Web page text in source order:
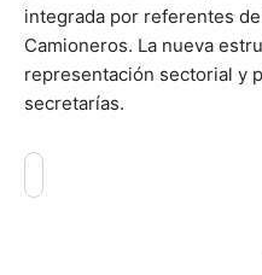
integrada por referentes
Camioneros. La nueva
representación sectorial y
secretarías.